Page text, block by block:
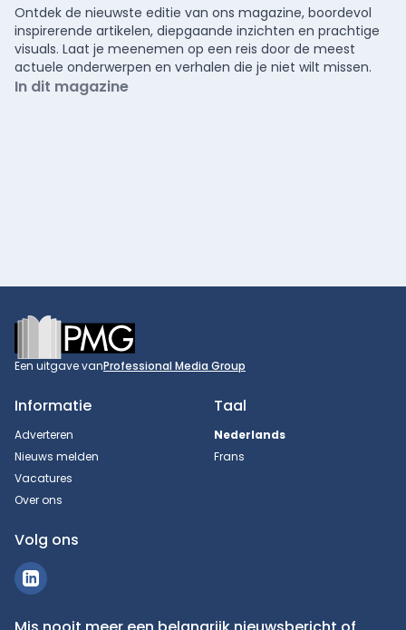
Ontdek de nieuwste editie van ons magazine, boordevol
inspirerende artikelen, diepgaande inzichten en prachtige
visuals. Laat je meenemen op een reis door de meest
actuele onderwerpen en verhalen die je niet wilt missen.
In dit magazine
Footer
Een uitgave vanProfessional Media Group
Informatie
Adverteren
Nieuws melden
Vacatures
Over ons
Taal
Nederlands
Frans
Volg ons